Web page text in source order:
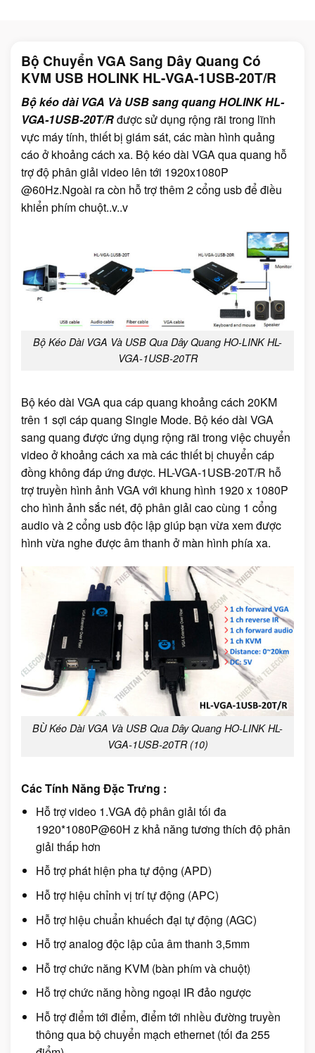
Bộ Chuyển VGA Sang Dây Quang Có
KVM USB HOLINK HL-VGA-1USB-20T/R
Bộ kéo dài VGA Và USB sang quang HOLINK HL-
VGA-1USB-20T/Rđược sử dụng rộng rãi trong lĩnh
vực máy tính, thiết bị giám sát, các màn hình quảng
cáo ở khoảng cách xa. Bộ kéo dài VGA qua quang hỗ
trợ độ phân giải video lên tới 1920x1080P
@60Hz.Ngoài ra còn hỗ trợ thêm 2 cổng usb để điều
khiển phím chuột..v..v
Bộ Kéo Dài VGA Và USB Qua Dây Quang HO-LINK HL-
VGA-1USB-20TR
Bộ kéo dài VGA qua cáp quang khoảng cách 20KM
trên 1 sợi cáp quang Single Mode. Bộ kéo dài VGA
sang quang được ứng dụng rộng rãi trong việc chuyển
video ở khoảng cách xa mà các thiết bị chuyển cáp
đồng không đáp ứng được. HL-VGA-1USB-20T/R hỗ
trợ truyền hình ảnh VGA với khung hình 1920 x 1080P
cho hình ảnh sắc nét, độ phân giải cao cùng 1 cổng
audio và 2 cổng usb độc lập giúp bạn vừa xem được
hình vừa nghe được âm thanh ở màn hình phía xa.
BÙ Kéo Dài VGA Và USB Qua Dây Quang HO-LINK HL-
VGA-1USB-20TR (10)
Các Tính Năng Đặc Trưng :
Hỗ trợ video 1.VGA độ phân giải tối đa
1920*1080P@60H z khả năng tương thích độ phân
giải thấp hơn
Hỗ trợ phát hiện pha tự động (APD)
Hỗ trợ hiệu chỉnh vị trí tự động (APC)
Hỗ trợ hiệu chuẩn khuếch đại tự động (AGC)
Hỗ trợ analog độc lập của âm thanh 3,5mm
Hỗ trợ chức năng KVM (bàn phím và chuột)
Hỗ trợ chức năng hồng ngoại IR đảo ngược
Hỗ trợ điểm tới điểm, điểm tới nhiều đường truyền
thông qua bộ chuyển mạch ethernet (tối đa 255